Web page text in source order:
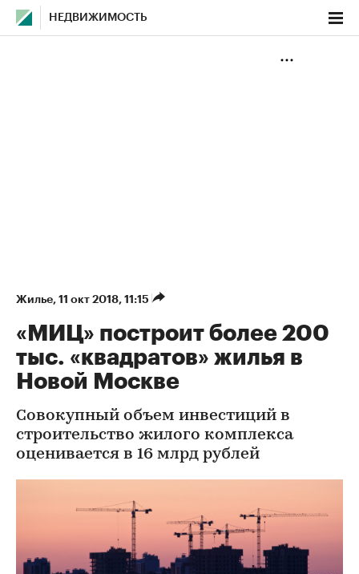
НЕДВИЖИМОСТЬ
Жилье⁠, 11 окт 2018, 11:15
«МИЦ» построит более 200
тыс. «квадратов» жилья в
Новой Москве
Совокупный объем инвестиций в
строительство жилого комплекса
оценивается в 16 млрд рублей